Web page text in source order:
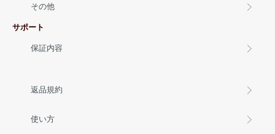
その他
サポート
保証内容
返品規約
使い方